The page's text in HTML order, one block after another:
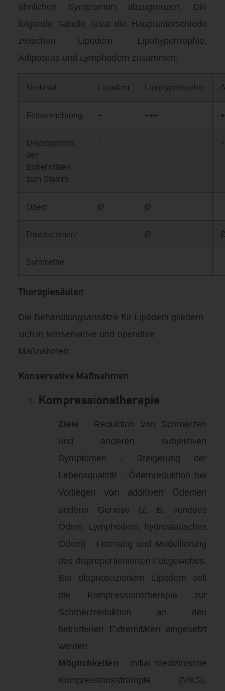
ähnlichen Symptomen abzugrenzen. Die
folgende Tabelle fasst die Hauptunterschiede
zwischen Lipödem, Lipohypertrophie,
Adipositas und Lymphödem zusammen:
Merkmal Lipödem Lipohypertrophie
Fettvermehrung + +++
Disproportion
der
Extremitäten
zum Stamm
+ + +
Ödem Ø Ø
Druckschmerz Ø
Symmetrie
Therapiesäulen
Die Behandlungsansätze für Lipödem gliedern
sich in konservative und operative
Maßnahmen.
Konservative Maßnahmen
Kompressionstherapie
Ziele
: Reduktion von Schmerzen
und anderen subjektiven
Symptomen , Steigerung der
Lebensqualität , Ödemreduktion bei
Vorliegen von additiven Ödemen
anderer Genese (z. B. venöses
Ödem, Lymphödem, hydrostatisches
Ödem) , Formung und Modellierung
des disproportionierten Fettgewebes.
Bei diagnostiziertem Lipödem soll
die Kompressionstherapie zur
Schmerzreduktion an den
betroffenen Extremitäten eingesetzt
werden.
Möglichkeiten : Initial medizinische
Kompressionsstrümpfe (MKS),